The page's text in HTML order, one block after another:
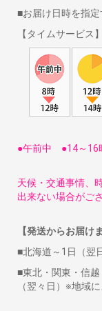
■お届け日時を指定
【タイムサービス
●午前中 ●14～
天候・交通事情、
出来ない場合がご
【発送からお届け
■北海道～
■東北・関東・信
（翌々日）